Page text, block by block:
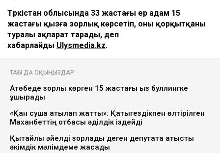
Түркістан облысында 33 жастағы ер адам 15
жастағы қызға зорлық көрсетіп, оны қорқытқаны
туралы ақпарат тарады, деп
хабарлайды Ulysmedia.kz.
ТАҒЫ ДА ОҚЫҢЫЗДАР
Ақтөбеде зорлық көрген 15 жастағы қыз буллингке
ұшырады
«Қан суша атқылап жатты»: Қатыгездікпен өлтірілген
Маханбеттің отбасы әділдік іздейді
Қытайлық әйелді зорлады деген депутатқа қатысты
әкімдік мәлімдеме жасады